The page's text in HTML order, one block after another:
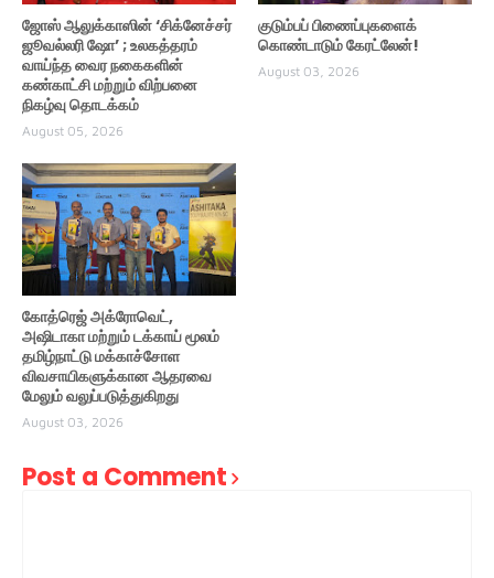
ஜோஸ் ஆலுக்காஸின் ‘சிக்னேச்சர்
ஜூவல்லரி ஷோ’ ; உலகத்தரம்
வாய்ந்த வைர நகைகளின்
கண்காட்சி மற்றும் விற்பனை
நிகழ்வு தொடக்கம்
August 05, 2026
குடும்பப் பிணைப்புகளைக்
கொண்டாடும் கேரட்லேன்!
August 03, 2026
கோத்ரெஜ் அக்ரோவெட்,
அஷிடாகா மற்றும் டக்காய் மூலம்
தமிழ்நாட்டு மக்காச்சோள
விவசாயிகளுக்கான ஆதரவை
மேலும் வலுப்படுத்துகிறது
August 03, 2026
Post a Comment